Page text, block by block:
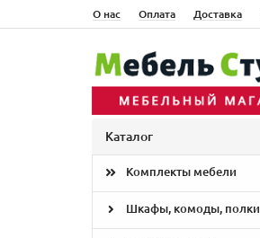
О нас Оплата Доставка
Каталог
Комплекты мебели
Шкафы, комоды, полки